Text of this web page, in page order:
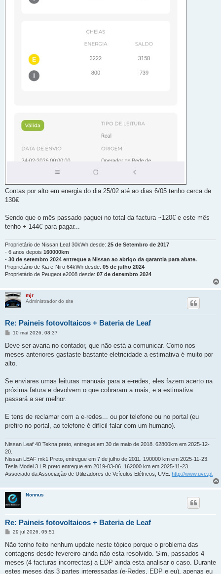
Contas por alto em energia do dia 25/02 até ao dias 6/05 tenho cerca de
130€
Sendo que o mês passado paguei no total da factura ~120€ e este mês
tenho + 144€ para pagar...
Proprietário de Nissan Leaf 30kWh desde: 25 de Setembro de 2017
- 6 anos depois 160000km
- 30 de setembro 2024 entregue a Nissan ao abrigo da garantia para abate.
Proprietário de Kia e-Niro 64kWh desde: 05 de julho 2024
Proprietário de Peugeot e2008 desde: 07 de dezembro 2024
mjr
Administrador do site
Re: Paineis fotovoltaicos + Bateria de Leaf
M
n
a
g
10 mai 2026, 08:37
Deve ser avaria no contador, que não está a comunicar. Como nos
meses anteriores gastaste bastante eletricidade a estimativa é muito por
alto.
Se enviares umas leituras manuais para a e-redes, eles fazem acerto na
próxima fatura e devolvem o que cobraram a mais, e a estimativa
passará a ser melhor.
E tens de reclamar com a e-redes... ou por telefone ou no portal (eu
prefiro no portal, ao telefone é difícil falar com um humano).
Nissan Leaf 40 Tekna preto, entregue em 30 de maio de 2018. 62800km em 2025-12-
20.
Nissan LEAF mk1 Preto, entregue em 7 de julho de 2011. 190000 km em 2025-11-23.
Tesla Model 3 LR preto entregue em 2019-03-06. 162000 km em 2025-11-23.
Associado da Associação de Utilizadores de Veículos Elétricos, UVE: http://www.uve.pt
Nonnus
Re: Paineis fotovoltaicos + Bateria de Leaf
M
n
a
g
m
29 jul 2026, 05:51
Não tenho feito nenhum update neste tópico porque o problema das
contagens desde fevereiro ainda não esta resolvido. Sim, passados 4
meses (4 facturas incorrectas) a EDP ainda esta analisar o caso. Durante
estes meses das 3 partes interessadas (e-Redes, EDP e eu), apenas eu